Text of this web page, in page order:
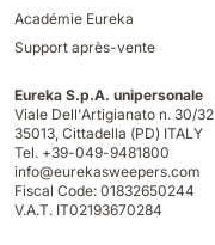
Académie Eureka
Support après-vente
Eureka S.p.A. unipersonale
Viale Dell'Artigianato n. 30/32
35013, Cittadella (PD) ITALY
Tel. +39-049-9481800
info@eurekasweepers.com
Fiscal Code: 01832650244
V.A.T. IT02193670284